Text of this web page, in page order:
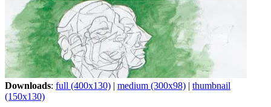
Downloads: full (400x130) | medium (300x98) | thumbnail
(150x130)